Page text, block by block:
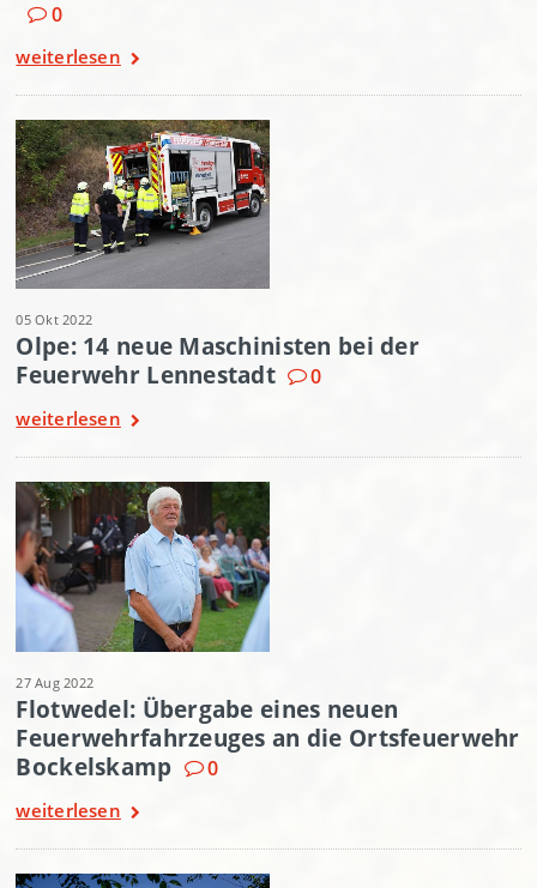
0
weiterlesen
05 Okt 2022
Olpe: 14 neue Maschinisten bei der
Feuerwehr Lennestadt
0
weiterlesen
27 Aug 2022
Flotwedel: Übergabe eines neuen
Feuerwehrfahrzeuges an die Ortsfeuerwehr
Bockelskamp
0
weiterlesen